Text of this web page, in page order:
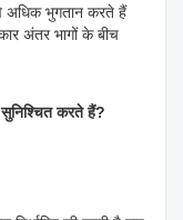
अधिक भुगतान करते हैं
अंतर भागों के बीच
सुनिश्चित करते हैं?